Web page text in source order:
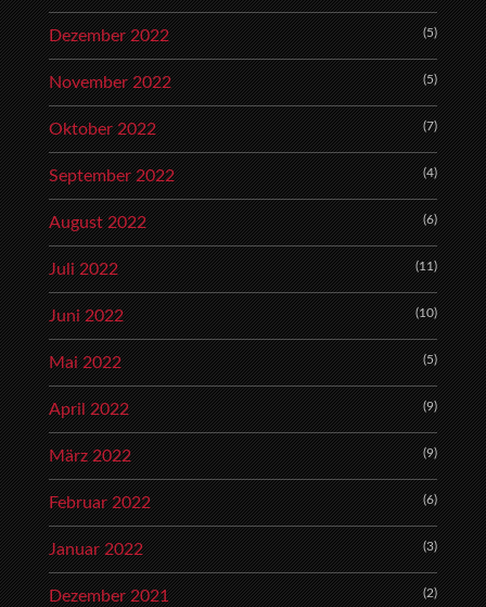
Dezember 2022 (5)
November 2022 (5)
Oktober 2022 (7)
September 2022 (4)
August 2022 (6)
Juli 2022 (11)
Juni 2022 (10)
Mai 2022 (5)
April 2022 (9)
März 2022 (9)
Februar 2022 (6)
Januar 2022 (3)
Dezember 2021 (2)